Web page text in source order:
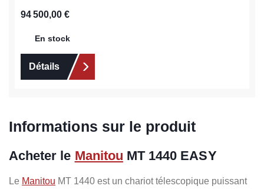
Prix régulier :
94 500,00 €
En stock
Détails
Informations sur le produit
Acheter le Manitou MT 1440 EASY
Le Manitou MT 1440 est un chariot télescopique puissant